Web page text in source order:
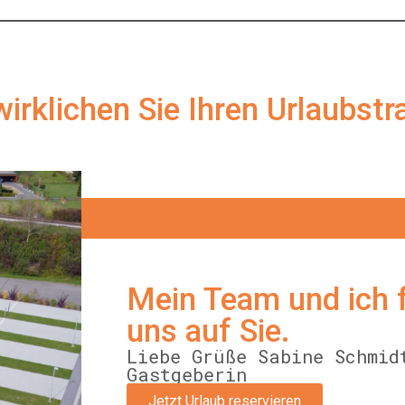
Sie Ihren
Mein Team und ich
uns auf Sie.
Liebe Grüße Sabine
Gastgeberin
Jetzt Urlaub reservieren